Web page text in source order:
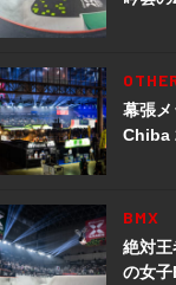
ダル
幕張
Chiba
BMX
絶対
の女